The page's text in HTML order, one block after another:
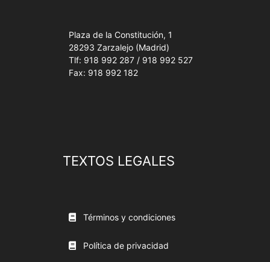
Plaza de la Constitución, 1
28293 Zarzalejo (Madrid)
Tlf: 918 992 287 / 918 992 527
Fax: 918 992 182
TEXTOS LEGALES
Términos y condiciones
Política de privacidad